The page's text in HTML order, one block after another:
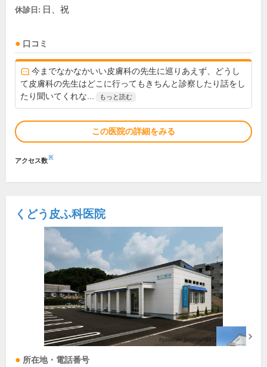
休診日: 日、祝
口コミ
今までなかなかいい皮膚科の先生に巡りあえず、どうし
て皮膚科の先生はどこに行ってもきちんと診察したり話をし
たり聞いてくれな...
もっと読む
この医院の詳細をみる
アクセス数※
くどう皮ふ科医院
所在地・電話番号